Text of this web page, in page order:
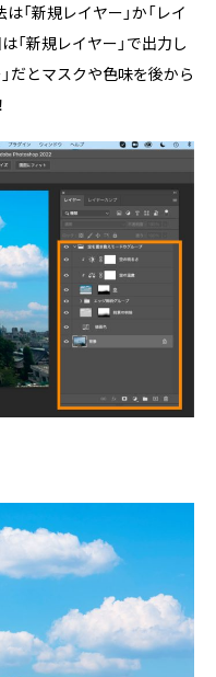
「新規レイヤー」か「レイ
「新規レイヤー」で出力し
だとマスクや色味を後から